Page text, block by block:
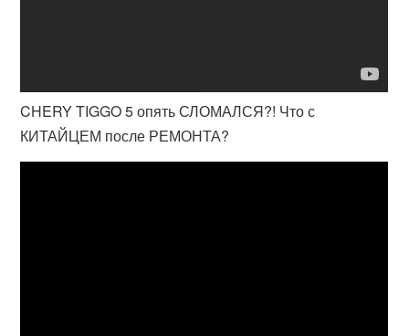
CHERY TIGGO 5 опять СЛОМАЛСЯ?! Что с
КИТАЙЦЕМ после РЕМОНТА?